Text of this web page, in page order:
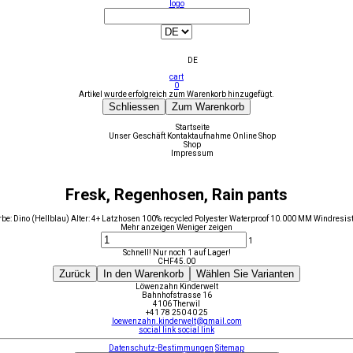
logo
DE
cart
0
Artikel wurde erfolgreich zum Warenkorb hinzugefügt.
Schliessen Zum Warenkorb
Startseite
Unser Geschäft Kontaktaufnahme Online Shop
Shop
Impressum
Fresk, Regenhosen, Rain pants
Dino (Hellblau) Alter: 4+ Latzhosen 100% recycled Polyester Waterproof 10.000 MM
Mehr anzeigen Weniger zeigen
1
Schnell! Nur noch 1 auf Lager!
CHF45.00
Zurück In den Warenkorb Wählen Sie Varianten
Löwenzahn Kinderwelt
Bahnhofstrasse 16
4106 Therwil
+41 78 250 40 25
loewenzahn.kinderwelt@gmail.com
social link social link
Datenschutz-Bestimmungen Sitemap